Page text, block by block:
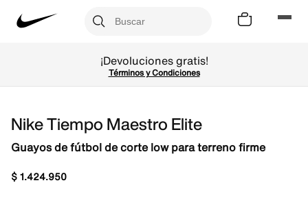
¡Devoluciones gratis!
Términos y Condiciones
Nike Tiempo Maestro Elite
Guayos de fútbol de corte low para terreno firme
$1.424.950